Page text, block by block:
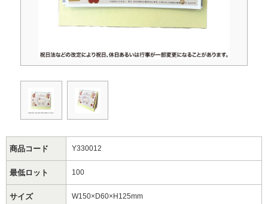
商品コード Y330012
最低ロット 100
サイズ W150×D60×H125mm